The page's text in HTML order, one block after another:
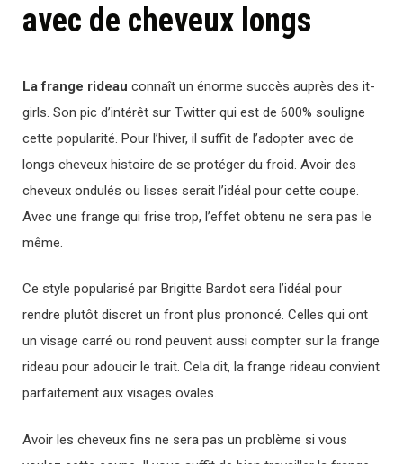
avec de cheveux longs
La frange rideau connaît un énorme succès auprès des it-
girls. Son pic d’intérêt sur Twitter qui est de 600% souligne
cette popularité. Pour l’hiver, il suffit de l’adopter avec de
longs cheveux histoire de se protéger du froid. Avoir des
cheveux ondulés ou lisses serait l’idéal pour cette coupe.
Avec une frange qui frise trop, l’effet obtenu ne sera pas le
même.
Ce style popularisé par Brigitte Bardot sera l’idéal pour
rendre plutôt discret un front plus prononcé. Celles qui ont
un visage carré ou rond peuvent aussi compter sur la frange
rideau pour adoucir le trait. Cela dit, la frange rideau convient
parfaitement aux visages ovales.
Avoir les cheveux fins ne sera pas un problème si vous